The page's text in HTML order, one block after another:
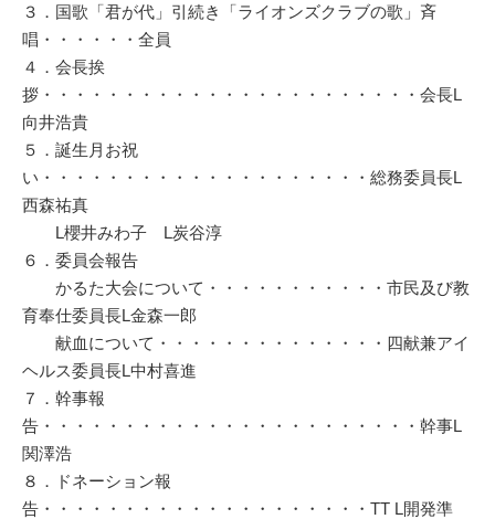
３．国歌「君が代」引続き「ライオンズクラブの歌」斉
唱・・・・・・全員
４．会長挨
拶・・・・・・・・・・・・・・・・・・・・・・・会長L
向井浩貴
５．誕生月お祝
い・・・・・・・・・・・・・・・・・・・・総務委員長L
西森祐真
L櫻井みわ子 L炭谷淳
６．委員会報告
かるた大会について・・・・・・・・・・・市民及び教
育奉仕委員長L金森一郎
献血について・・・・・・・・・・・・・・四献兼アイ
ヘルス委員長L中村喜進
７．幹事報
告・・・・・・・・・・・・・・・・・・・・・・・幹事L
関澤浩
８．ドネーション報
告・・・・・・・・・・・・・・・・・・・・TT L開発準